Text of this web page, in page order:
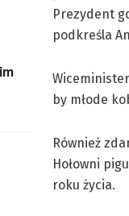
Prezydent
podkreśla
by młode
Również
Hołowni
roku życia.